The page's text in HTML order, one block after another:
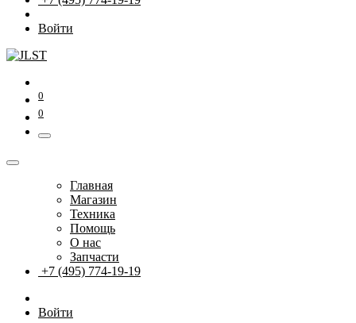
Войти
0
0
Главная
Магазин
Техника
Помощь
О нас
Запчасти
+7 (495) 774-19-19
Войти